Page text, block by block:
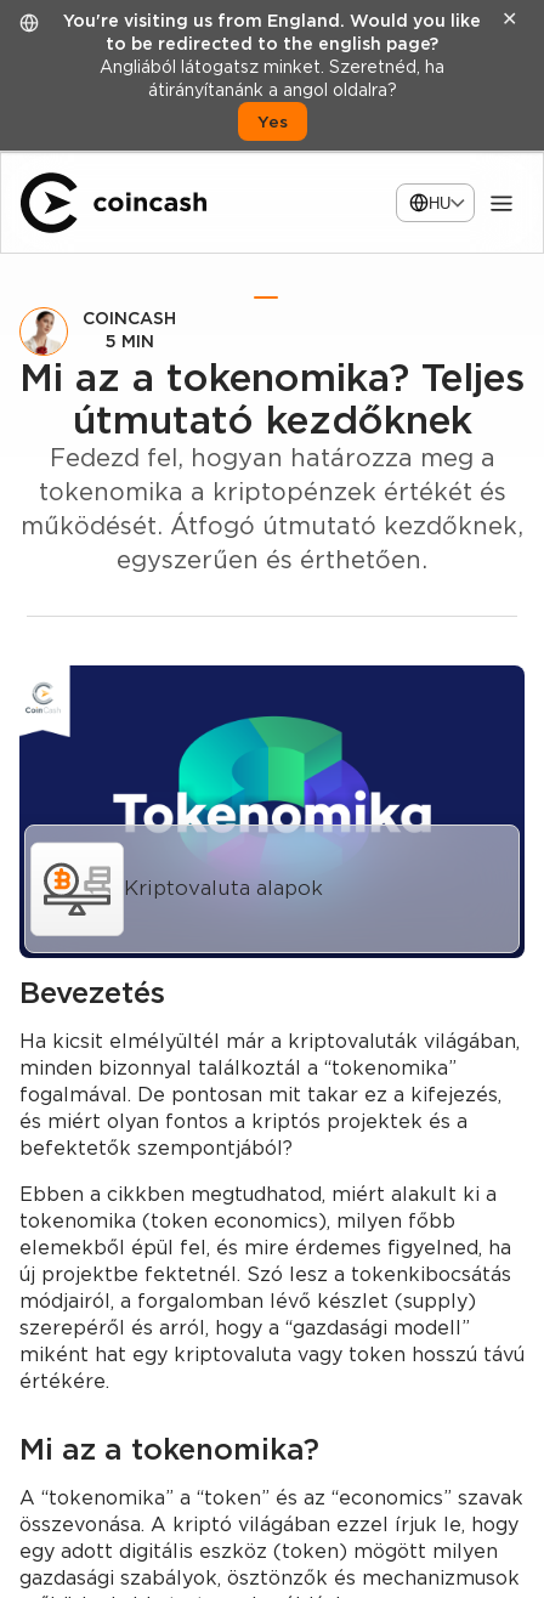
You're visiting us from England. Would you like
to be redirected to the english page?
Angliából látogatsz minket. Szeretnéd, ha
átirányítanánk a angol oldalra?
Yes
✕
HU
COINCASH
5 MIN
Mi az a tokenomika? Teljes
útmutató kezdőknek
Fedezd fel, hogyan határozza meg a
tokenomika a kriptopénzek értékét és
működését. Átfogó útmutató kezdőknek,
egyszerűen és érthetően.
Kriptovaluta alapok
Bevezetés
Ha kicsit elmélyültél már a kriptovaluták világában,
minden bizonnyal találkoztál a “tokenomika”
fogalmával. De pontosan mit takar ez a kifejezés,
és miért olyan fontos a kriptós projektek és a
befektetők szempontjából?
Ebben a cikkben megtudhatod, miért alakult ki a
tokenomika (token economics), milyen főbb
elemekből épül fel, és mire érdemes figyelned, ha
új projektbe fektetnél. Szó lesz a tokenkibocsátás
módjairól, a forgalomban lévő készlet (supply)
szerepéről és arról, hogy a “gazdasági modell”
miként hat egy kriptovaluta vagy token hosszú távú
értékére.
Mi az a tokenomika?
A “tokenomika” a “token” és az “economics” szavak
összevonása. A kriptó világában ezzel írjuk le, hogy
egy adott digitális eszköz (token) mögött milyen
gazdasági szabályok, ösztönzők és mechanizmusok